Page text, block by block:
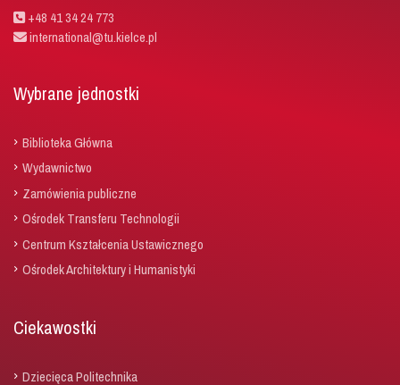
+48 41 34 24 773
international@tu.kielce.pl
Wybrane jednostki
Biblioteka Główna
Wydawnictwo
Zamówienia publiczne
Ośrodek Transferu Technologii
Centrum Kształcenia Ustawicznego
Ośrodek Architektury i Humanistyki
Ciekawostki
Dziecięca Politechnika